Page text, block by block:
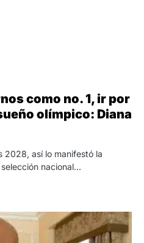
como no. 1, ir por
olímpico: Diana
2028, así lo manifestó la
nacional…